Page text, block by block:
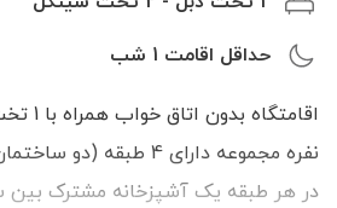
حداقل اقامت 1 شب
نفره مجموعه دارای 4
در هر طبقه یک آشپزخانه مشترک بین